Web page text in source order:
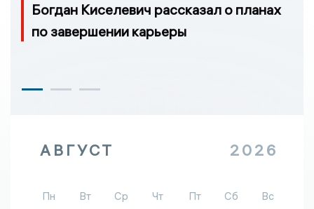
Богдан Киселевич рассказал о планах
по завершении карьеры
АВГУСТ 2026
Пн Вт Ср Чт Пт Сб
Вс